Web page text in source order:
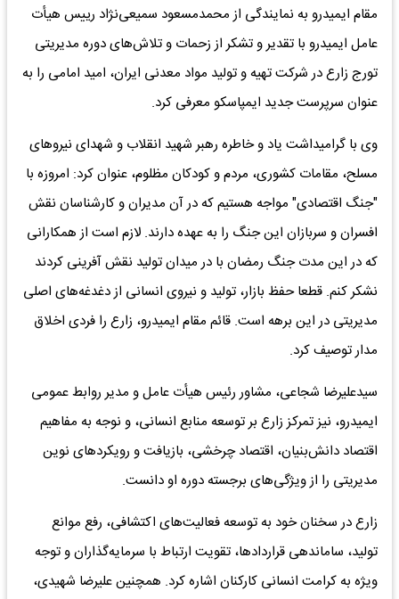
مقام ایمیدرو به نمایندگی از محمدمسعود سمیعی‌نژاد رییس هیأت
عامل ایمیدرو با تقدیر و تشکر از زحمات و تلاش‌های دوره مدیریتی
تورج زارع در شرکت تهیه و تولید مواد معدنی ایران، امید امامی را به
عنوان سرپرست جدید ایمپاسکو معرفی کرد.
وی با گرامیداشت یاد و خاطره رهبر شهید انقلاب و شهدای نیروهای
مسلح، مقامات کشوری، مردم و کودکان مظلوم، عنوان کرد: امروزه با
"جنگ اقتصادی" مواجه هستیم که در آن مدیران و کارشناسان نقش
افسران و سربازان این جنگ را به عهده دارند. لازم است از همکارانی
که در این مدت جنگ رمضان با در میدان تولید نقش آفرینی کردند
نشکر کنم. قطعا حفظ بازار، تولید و نیروی انسانی از دغدغه‌های اصلی
مدیریتی در این برهه است. قائم مقام ایمیدرو، زارع را فردی اخلاق
مدار توصیف کرد.
سیدعلیرضا شجاعی، مشاور رئیس هیأت عامل و مدیر روابط عمومی
ایمیدرو، نیز تمرکز زارع بر توسعه منابع انسانی، و نوجه به مفاهیم
اقتصاد دانش‌بنیان، اقتصاد چرخشی، بازیافت و رویکردهای نوین
مدیریتی را از ویژگی‌های برجسته دوره او دانست.
زارع در سخنان خود به توسعه فعالیت‌های اکتشافی، رفع موانع
تولید، ساماندهی قراردادها، تقویت ارتباط با سرمایه‌گذاران و توجه
ویژه به کرامت انسانی کارکنان اشاره کرد. همچنین علیرضا شهیدی،